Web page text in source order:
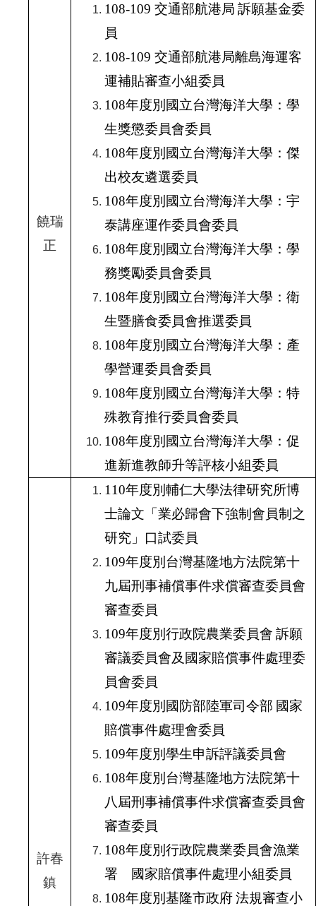
饒瑞
正
108-109 交通部航港局 訴願基金委
員
108-109 交通部航港局離島海運客
運補貼審查小組委員
108年度別國立台灣海洋大學：學
生獎懲委員會委員
108年度別國立台灣海洋大學：傑
出校友遴選委員
108年度別國立台灣海洋大學：宇
泰講座運作委員會委員
108年度別國立台灣海洋大學：學
務獎勵委員會委員
108年度別國立台灣海洋大學：衛
生暨膳食委員會推選委員
108年度別國立台灣海洋大學：產
學營運委員會委員
108年度別國立台灣海洋大學：特
殊教育推行委員會委員
108年度別國立台灣海洋大學：促
進新進教師升等評核小組委員
許春
鎮
110年度別輔仁大學法律研究所博
士論文「業必歸會下強制會員制之
研究」口試委員
109年度別台灣基隆地方法院第十
九屆刑事補償事件求償審查委員會
審查委員
109年度別行政院農業委員會 訴願
審議委員會及國家賠償事件處理委
員會委員
109年度別國防部陸軍司令部 國家
賠償事件處理會委員
109年度別學生申訴評議委員會
108年度別台灣基隆地方法院第十
八屆刑事補償事件求償審查委員會
審查委員
108年度別行政院農業委員會漁業
署 國家賠償事件處理小組委員
108年度別基隆市政府法規審查小